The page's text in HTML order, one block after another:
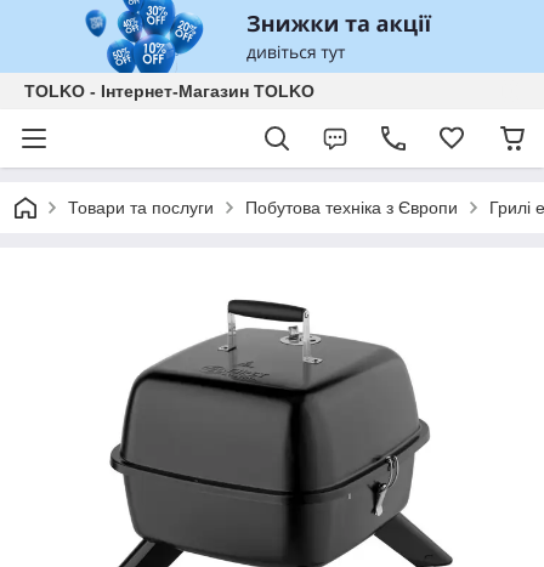
TOLKO - Інтернет-Магазин TOLKO
Товари та послуги Побутова техніка з Європи Грилі